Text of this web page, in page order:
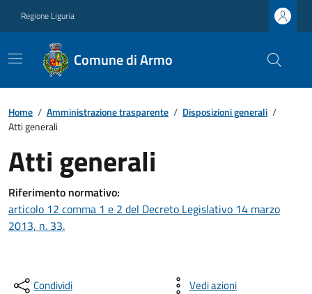
Regione Liguria
Comune di Armo
Home / Amministrazione trasparente / Disposizioni generali /
Atti generali
Atti generali
Riferimento normativo:
articolo 12 comma 1 e 2 del Decreto Legislativo 14 marzo
2013, n. 33.
Condividi Vedi azioni